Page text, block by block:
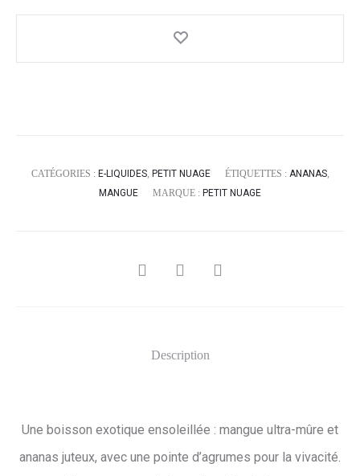
ml
CATÉGORIES : E-LIQUIDES, PETIT NUAGE ÉTIQUETTES : ANANAS,
MANGUE
MARQUE : PETIT NUAGE
SHARE
Description
Une boisson exotique ensoleillée : mangue ultra-mûre et
ananas juteux, avec une pointe d’agrumes pour la vivacité.